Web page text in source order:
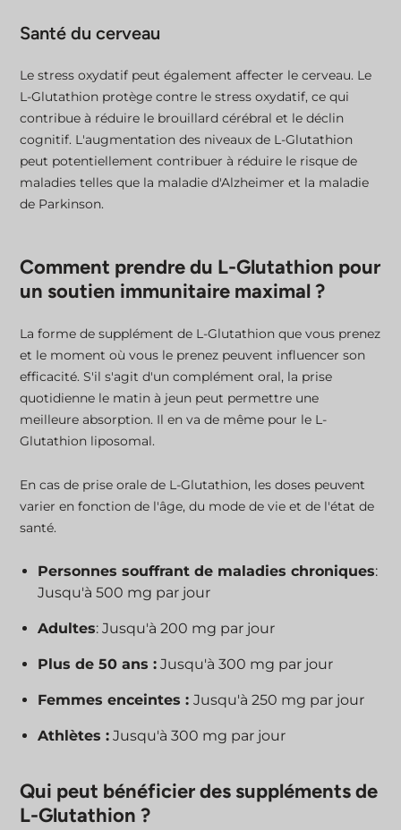
Santé du cerveau
Le stress oxydatif peut également affecter le cerveau. Le
L-Glutathion protège contre le stress oxydatif, ce qui
contribue à réduire le brouillard cérébral et le déclin
cognitif. L'augmentation des niveaux de L-Glutathion
peut potentiellement contribuer à réduire le risque de
maladies telles que la maladie d'Alzheimer et la maladie
de Parkinson.
Comment prendre du L-Glutathion pour
un soutien immunitaire maximal ?
La forme de supplément de L-Glutathion que vous prenez
et le moment où vous le prenez peuvent influencer son
efficacité. S'il s'agit d'un complément oral, la prise
quotidienne le matin à jeun peut permettre une
meilleure absorption. Il en va de même pour le L-
Glutathion liposomal.
En cas de prise orale de L-Glutathion, les doses peuvent
varier en fonction de l'âge, du mode de vie et de l'état de
santé.
Personnes souffrant de maladies chroniques:
Jusqu'à 500 mg par jour
Adultes: Jusqu'à 200 mg par jour
Plus de 50 ans : Jusqu'à 300 mg par jour
Femmes enceintes :Jusqu'à 250 mg par jour
Athlètes : Jusqu'à 300 mg par jour
Qui peut bénéficier des suppléments de
L-Glutathion ?